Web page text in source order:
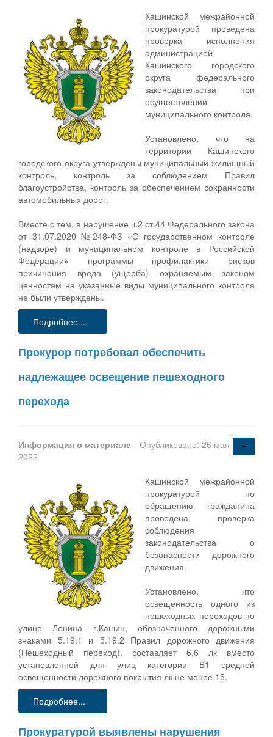
Кашинской межрайонной
прокуратурой проведена
проверка исполнения
администрацией
Кашинского городского
округа федерального
законодательства при
осуществлении
муниципального контроля.
Установлено, что на
территории Кашинского
городского округа утверждены муниципальный жилищный
контроль, контроль за соблюдением Правил
благоустройства, контроль за обеспечением сохранности
автомобильных дорог.
Вместе с тем, в нарушение ч.2 ст.44 Федерального закона
от 31.07.2020 №248-ФЗ «О государственном контроле
(надзоре) и муниципальном контроле в Российской
Федерации» программы профилактики рисков
причинения вреда (ущерба) охраняемым законом
ценностям на указанные виды муниципального контроля
не были утверждены.
Подробнее...
Прокурор потребовал обеспечить
надлежащее освещение пешеходного
перехода
Информация о материале
Опубликовано: 26 мая
2022
Кашинской межрайонной
прокуратурой по
обращению гражданина
проведена проверка
соблюдения
законодательства о
безопасности дорожного
движения.
Установлено, что
освещенность одного из
пешеходных переходов по
улице Ленина г.Кашин, обозначенного дорожными
знаками 5.19.1 и 5.19.2 Правил дорожного движения
(Пешеходный переход), составляет 6,6 лк вместо
установленной для улиц категории В1 средней
освещенности дорожного покрытия лк не менее 15.
Подробнее...
Прокуратурой выявлены нарушения